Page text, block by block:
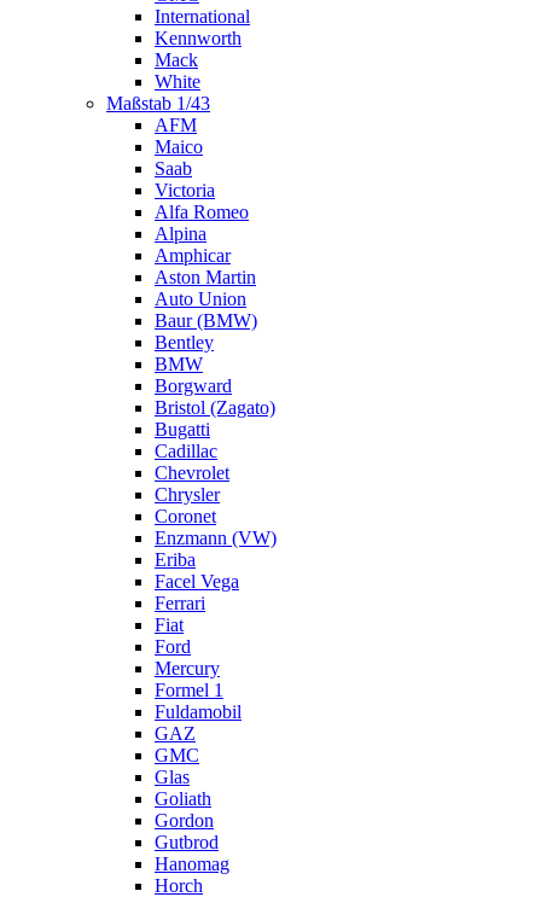
International
Kennworth
Mack
White
Maßstab 1/43
AFM
Maico
Saab
Victoria
Alfa Romeo
Alpina
Amphicar
Aston Martin
Auto Union
Baur (BMW)
Bentley
BMW
Borgward
Bristol (Zagato)
Bugatti
Cadillac
Chevrolet
Chrysler
Coronet
Enzmann (VW)
Eriba
Facel Vega
Ferrari
Fiat
Ford
Mercury
Formel 1
Fuldamobil
GAZ
GMC
Glas
Goliath
Gordon
Gutbrod
Hanomag
Horch